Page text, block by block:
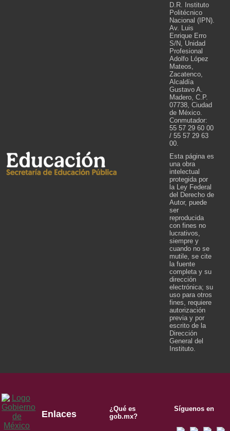
D.R. Instituto
Politécnico
Nacional (IPN).
Av. Luis
Enrique Erro
S/N, Unidad
Profesional
Adolfo López
Mateos,
Zacatenco,
Alcaldía
Gustavo A.
Madero, C.P.
07738, Ciudad
de México.
Conmutador:
55 57 29 60 00
/ 55 57 29 63
00.
Esta página es
una obra
intelectual
protegida por
la Ley Federal
del Derecho de
Autor, puede
ser
reproducida
con fines no
lucrativos,
siempre y
cuando no se
mutile, se cite
la fuente
completa y su
dirección
electrónica; su
uso para otros
fines, requiere
autorización
previa y por
escrito de la
Dirección
General del
Instituto.
Enlaces
¿Qué es
gob.mx?
Síguenos en